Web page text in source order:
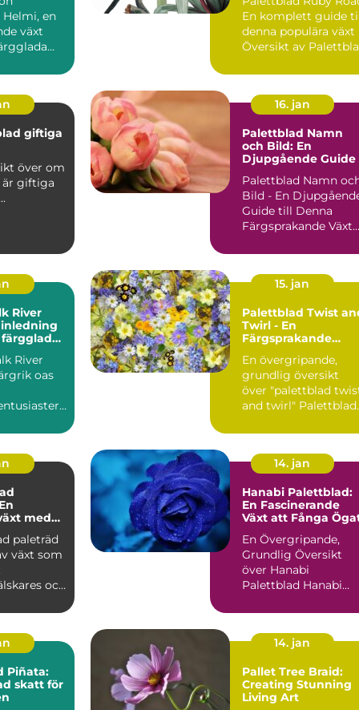
en
växt
lövverk,...
denna populära
En komplett guide
denna populära växt
Översikt av
giftiga
är giftiga
för katter ...
16. jan
Palettblad Namn
och Bild: En
Djupgående Guide
Palettblad Namn
Bild - En
Guide till Denna
Färgsprakande Växt
Grun...
River
inledning
River
oas
:
15. jan
Palettblad Twist
Twirl - En
Färgsprakande
En övergripande,
grundlig översikt
över "palettblad
and twirl" Palettblad
med
paleträd
växt som
och
14. jan
Hanabi Palettblad:
En Fascinerande
Växt att Fånga
En Övergripande,
Grundlig Översikt
över Hanabi
Palettblad Hanabi
som Croton, ...
Piñata:
skatt för
14. jan
Pallet Tree Braid:
Creating Stunning
Living Art